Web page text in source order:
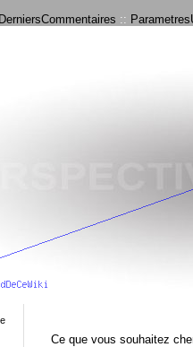
DerniersCommentaires ::
Ce que vous souhaitez